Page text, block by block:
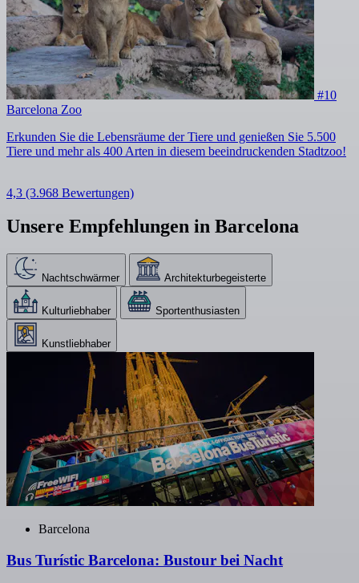
#10
Barcelona Zoo
Erkunden Sie die Lebensräume der Tiere und genießen Sie 5.500
Tiere und mehr als 400 Arten in diesem beeindruckenden Stadtzoo!
4,3 (3.968 Bewertungen)
Unsere Empfehlungen in Barcelona
Nachtschwärmer Architekturbegeisterte
Kulturliebhaber Sportenthusiasten
Kunstliebhaber
Barcelona
Bus Turístic Barcelona: Bustour bei Nacht